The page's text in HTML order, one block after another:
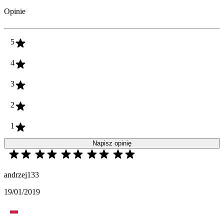
Opinie
5
4
3
2
1
Napisz opinię
andrzej133
19/01/2019